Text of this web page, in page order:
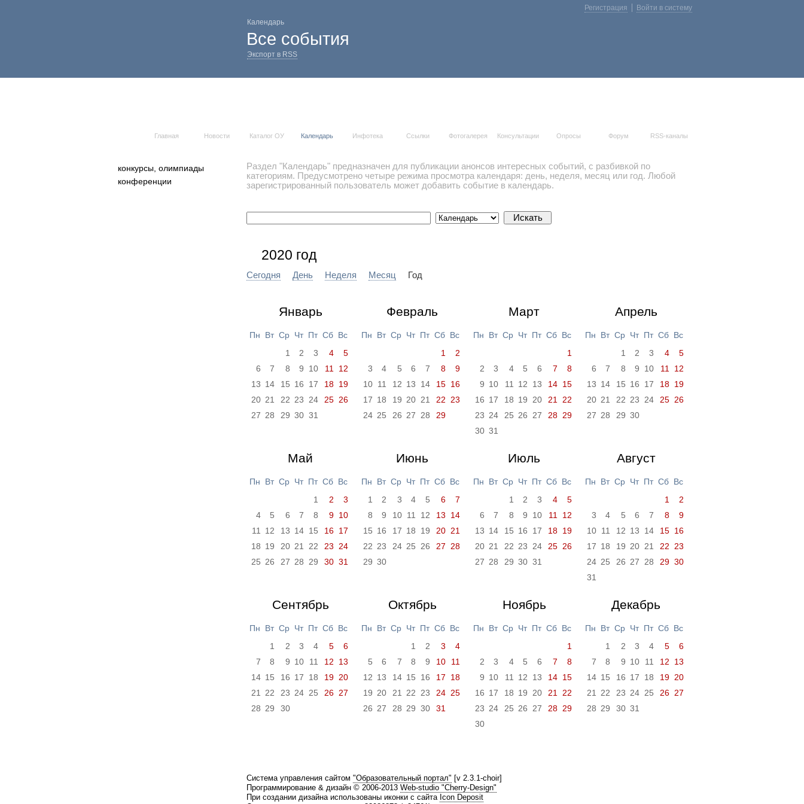
Главная Новости Каталог ОУ Календарь Инфотека Ссылки Фотогалерея Консультации Опросы Форум RSS-каналы
Все события
Календарь
Экспорт в RSS
Регистрация Войти в систему
конкурсы, олимпиады
конференции
Раздел "Календарь" предназначен для публикации анонсов интересных событий, с разбивкой по
категориям. Предусмотрено четыре режима просмотра календаря: день, неделя, месяц или год. Любой
зарегистрированный пользователь может добавить событие в календарь.
2020 год
Сегодня День Неделя Месяц Год
Январь
Пн Вт Ср Чт Пт Сб Вс
1
2 3 4
5
6
7 8 9 10 11
12
13 14 15 16 17 18 19
20 21 22 23 24 25 26
27 28 29 30 31
Февраль
Пн Вт Ср Чт Пт Сб Вс
1
2
3
4 5 6 7 8
9
10 11 12 13 14 15 16
17 18 19 20 21 22
23
24 25 26 27 28 29
Март
Пн Вт Ср Чт Пт Сб Вс
1
2
3 4 5 6 7
8
9 10 11 12 13 14 15
16 17 18 19 20 21
22
23 24 25 26 27 28 29
30 31
Апрель
Пн Вт Ср Чт Пт Сб Вс
1
2 3 4
5
6
7 8 9 10 11
12
13 14 15 16 17 18 19
20 21 22 23 24 25 26
27 28 29 30
Май
Пн Вт Ср Чт Пт Сб Вс
1
2
3
4
5 6 7 8 9 10
11
12 13 14 15 16 17
18 19 20 21 22 23
24
25 26 27 28 29 30 31
Июнь
Пн Вт Ср Чт Пт Сб Вс
1
2 3 4 5 6
7
8
9 10 11 12 13
14
15 16 17 18 19 20 21
22 23 24 25 26 27
28
29 30
Июль
Пн Вт Ср Чт Пт Сб Вс
1
2 3 4
5
6
7 8 9 10 11
12
13 14 15 16 17 18 19
20 21 22 23 24 25 26
27 28 29 30 31
Август
Пн Вт Ср Чт Пт Сб Вс
1
2
3
4 5 6 7 8
9
10 11 12 13 14 15 16
17 18 19 20 21 22
23
24 25 26 27 28 29 30
31
Сентябрь
Пн Вт Ср Чт Пт Сб Вс
1
2 3 4 5
6
7
8 9 10 11 12
13
14 15 16 17 18 19 20
21
22 23 24 25 26 27
28 29 30
Октябрь
Пн Вт Ср Чт Пт Сб Вс
1
2 3
4
5
6 7 8 9 10
11
12 13 14 15 16 17
18
19 20 21 22 23 24 25
26 27 28 29 30 31
Ноябрь
Пн Вт Ср Чт Пт Сб Вс
1
2
3 4 5 6 7
8
9 10 11 12 13 14 15
16 17 18 19 20 21
22
23 24 25 26 27 28 29
30
Декабрь
Пн Вт Ср Чт Пт Сб Вс
1
2 3 4 5
6
7
8 9 10 11 12
13
14 15 16 17 18 19 20
21
22 23 24 25 26 27
28 29 30 31
Система управления сайтом "Образовательный портал" [v 2.3.1-choir]
Программирование & дизайн © 2006-2013 Web-studio "Cherry-Design"
При создании дизайна использованы иконки с сайта Icon Deposit